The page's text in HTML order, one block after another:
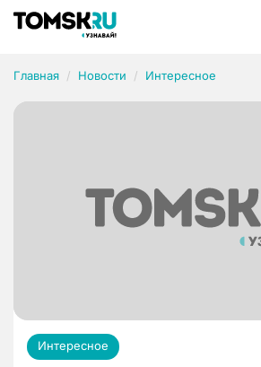
Главная Новости Интересное
Интересное